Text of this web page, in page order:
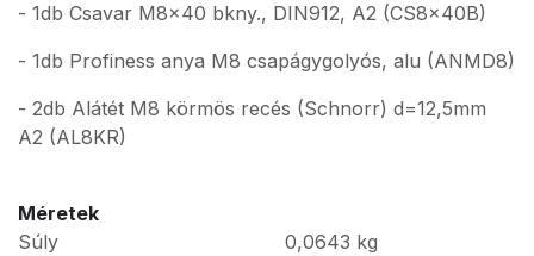
- 1db Csavar M8x40 bkny., DIN912, A2 (CS8x40B)
- 1db Profiness anya M8 csapágygolyós, alu (ANMD8)
- 2db Alátét M8 körmös recés (Schnorr) d=12,5mm
A2 (AL8KR)
Méretek
Súly
0,0643 kg